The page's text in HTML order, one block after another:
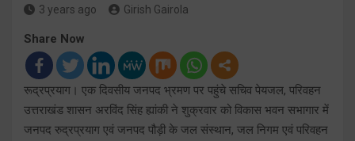
3 years ago Girish Gairola
Share Now
रूद्रप्रयाग। एक दिवसीय जनपद भ्रमण पर पहुंचे सचिव पेयजल, परिवहन
उत्तराखंड शासन अरविंद सिंह ह्यांकी ने शुक्रवार को विकास भवन सभागार में
जनपद रुद्रप्रयाग एवं जनपद पौड़ी के जल संस्थान, जल निगम एवं परिवहन